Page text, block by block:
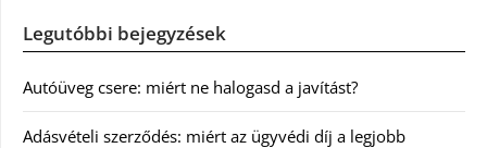
Legutóbbi bejegyzések
Autóüveg csere: miért ne halogasd a javítást?
Adásvételi szerződés: miért az ügyvédi díj a legjobb